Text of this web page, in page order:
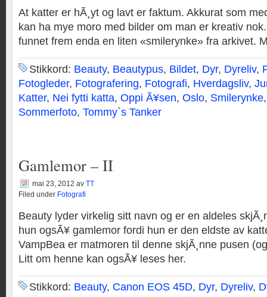
At katter er hÃ¸yt og lavt er faktum. Akkurat som
kan ha mye moro med bilder om man er kreativ
funnet frem enda en liten «smilerynke» fra arkivet.
Stikkord: Beauty, Beautypus, Bildet, Dyr, Dyreliv,
Fotogleder, Fotografering, Fotografi, Hverdagsliv,
Katter, Nei fytti katta, Oppi Ã¥sen, Oslo, Smilerynke
Sommerfoto, Tommy`s Tanker
Gamlemor – II
mai 23, 2012 av TT
Filed under Fotografi
Beauty lyder virkelig sitt navn og er en aldeles
hun ogsÃ¥ gamlemor fordi hun er den eldste av
VampBea er matmoren til denne skjÃ¸nne pusen
Litt om henne kan ogsÃ¥ leses her.
Stikkord: Beauty, Canon EOS 45D, Dyr, Dyreliv,